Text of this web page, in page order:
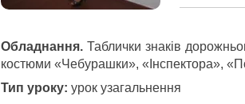
Обладнання.Таблички знаків
костюми «Чебурашки», «Iнспектора»,
Тип уроку: урок узагальнення